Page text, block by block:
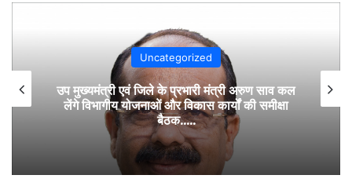
Uncategorized
उप मुख्यमंत्री एवं जिले के प्रभारी मंत्री अरुण साव कल
लेंगे विभागीय योजनाओं और विकास कार्यों की समीक्षा
बैठक…..